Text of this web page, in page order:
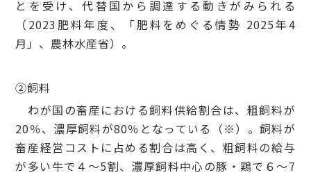
とを受け、代替国から調達する動きがみられる
（2023肥料年度、「肥料をめぐる情勢 2025年4
月」、農林水産省）。
②飼料
わが国の畜産における飼料供給割合は、粗飼料が
20％、濃厚飼料が80％となっている（※）。飼料が
畜産経営コストに占める割合は高く、粗飼料の給与
が多い牛で４～5割、濃厚飼料中心の豚・鶏で６～7